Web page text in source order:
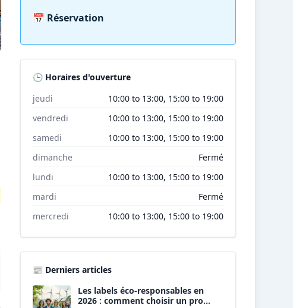
📅 Réservation
🕒 Horaires d'ouverture
jeudi
10:00 to 13:00, 15:00 to 19:00
vendredi
10:00 to 13:00, 15:00 to 19:00
samedi
10:00 to 13:00, 15:00 to 19:00
dimanche
Fermé
lundi
10:00 to 13:00, 15:00 to 19:00
mardi
Fermé
mercredi
10:00 to 13:00, 15:00 to 19:00
📰 Derniers articles
Les labels éco-responsables en
2026 : comment choisir un pro